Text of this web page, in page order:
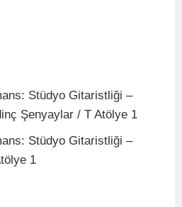
Stüdyo Gitaristliği –
Şenyaylar / T Atölye 1
Stüdyo Gitaristliği –
1